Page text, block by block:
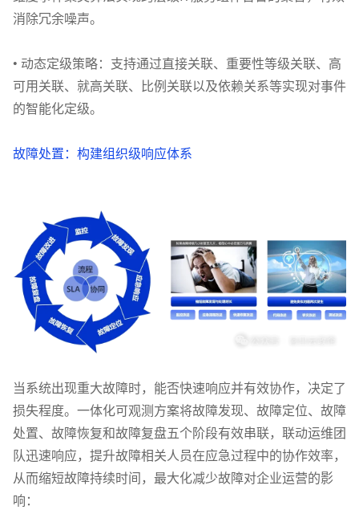
消除冗余噪声。
• 动态定级策略：支持通过直接关联、重要性等级关联、高
可用关联、就高关联、比例关联以及依赖关系等实现对事件
的智能化定级。
故障处置：构建组织级响应体系
当系统出现重大故障时，能否快速响应并有效协作，决定了
损失程度。一体化可观测方案将故障发现、故障定位、故障
处置、故障恢复和故障复盘五个阶段有效串联，联动运维团
队迅速响应，提升故障相关人员在应急过程中的协作效率，
从而缩短故障持续时间，最大化减少故障对企业运营的影
响：